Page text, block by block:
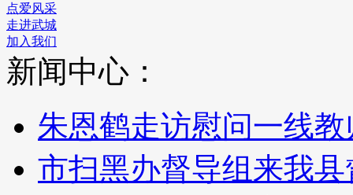
点爱风采
走进武城
加入我们
新闻中心：
朱恩鹤走访慰问一线
市扫黑办督导组来我